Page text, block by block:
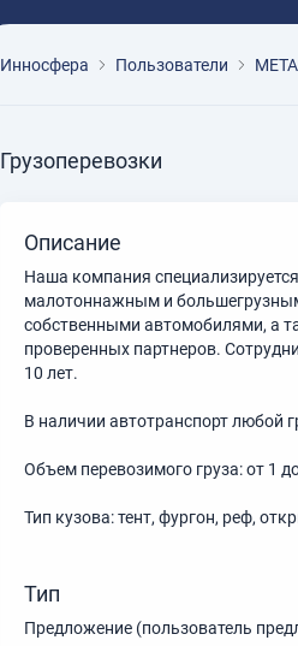
Инносфера Пользователи
Грузоперевозки
Описание
Наша компания
малотоннажным и
собственными автомобилями, а
проверенных партнеров.
10 лет.
В наличии автотранспорт любой
Объем перевозимого груза: от 1
Тип кузова: тент, фургон, реф,
Тип
Предложение (пользователь